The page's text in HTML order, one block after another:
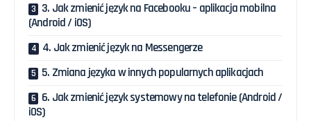
3. Jak zmienić język na Facebooku – aplikacja mobilna
(Android / iOS)
4. Jak zmienić język na Messengerze
5. Zmiana języka w innych popularnych aplikacjach
6. Jak zmienić język systemowy na telefonie (Android /
iOS)